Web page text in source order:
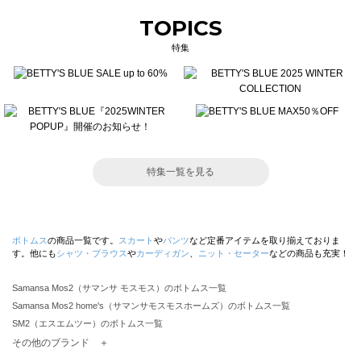
TOPICS
特集
特集一覧を見る
ボトムスの商品一覧です。 スカート やパンツなど定番アイテムを取り揃えておりま
す。他にもシャツ・ブラウスやカーディガン ニット・セーターなどの商品も充実！
Samansa Mos2（サマンサ モスモス）のボトムス一覧
Samansa Mos2 home's（サマンサモスモスホームズ）のボトムス一覧
SM2（エスエムツー）のボトムス一覧
TSUHARU by Samansa Mos2（ツハルバイサマンサモスモス）のボトムス一覧
その他のブランド ＋